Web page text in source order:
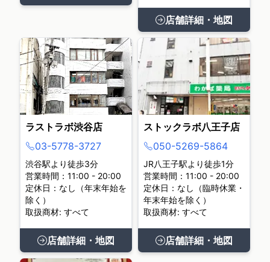
店舗詳細・地図
ラストラボ渋谷店
03-5778-3727
渋谷駅より徒歩3分
営業時間：11:00 - 20:00
定休日：なし（年末年始を
除く）
取扱商材: すべて
店舗詳細・地図
ストックラボ八王子店
050-5269-5864
JR八王子駅より徒歩1分
営業時間：11:00 - 20:00
定休日：なし（臨時休業・
年末年始を除く）
取扱商材: すべて
店舗詳細・地図